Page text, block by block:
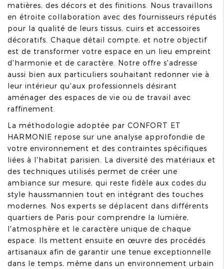
matières, des décors et des finitions. Nous travaillons
en étroite collaboration avec des fournisseurs réputés
pour la qualité de leurs tissus, cuirs et accessoires
décoratifs. Chaque détail compte, et notre objectif
est de transformer votre espace en un lieu empreint
d'harmonie et de caractère. Notre offre s'adresse
aussi bien aux particuliers souhaitant redonner vie à
leur intérieur qu'aux professionnels désirant
aménager des espaces de vie ou de travail avec
raffinement.
La méthodologie adoptée par CONFORT ET
HARMONIE repose sur une analyse approfondie de
votre environnement et des contraintes spécifiques
liées à l'habitat parisien. La diversité des matériaux et
des techniques utilisés permet de créer une
ambiance sur mesure, qui reste fidèle aux codes du
style haussmannien tout en intégrant des touches
modernes. Nos experts se déplacent dans différents
quartiers de Paris pour comprendre la lumière,
l'atmosphère et le caractère unique de chaque
espace. Ils mettent ensuite en œuvre des procédés
artisanaux afin de garantir une tenue exceptionnelle
dans le temps, même dans un environnement urbain